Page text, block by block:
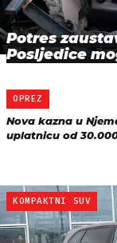
Potres
Posljedice
OPREZ
Nova kazna u
uplatnicu od
KOMPAKTNI SUV